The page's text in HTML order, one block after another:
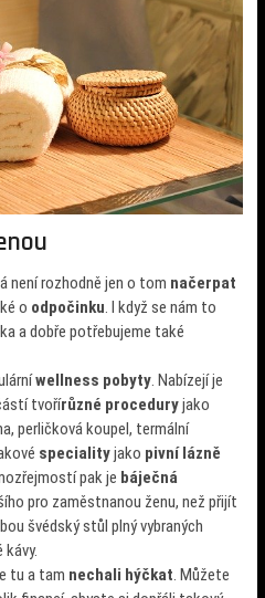
není rozhodně jen o tom načerpat
o odpočinku. I když se nám to
a dobře potřebujeme také
wellness pobyty. Nabízejí je
tvořírůzné proceduryjako
perličková koupel, termální
specialityjako pivní lázně
pak je báječná
pro zaměstnanou ženu, než přijít
švédský stůl plný vybraných
tu a tam nechali hýčkat. Můžete